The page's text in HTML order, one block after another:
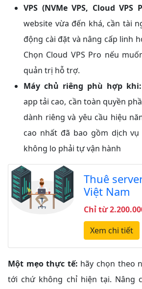
VPS (NVMe VPS, Cloud
website vừa đến khá, cần tài
động cài đặt và nâng cấp linh
Chọn Cloud VPS Pro nếu
quản trị hỗ trợ.
Máy chủ riêng phù hợp khi:
app tải cao, cần toàn quyền
dành riêng và yêu cầu hiệu
cao nhất đã bao gồm dịch
không lo phải tự vận hành
Thuê
Việt Nam
Chỉ từ
Xem chi tiết
Một mẹo thực tế: hãy chọn theo
tới chứ không chỉ hiện tại. Nâng